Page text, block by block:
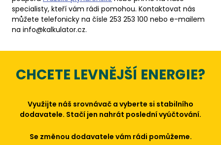
specialisty, kteří vám rádi pomohou. Kontaktovat nás
můžete telefonicky na čísle 253 253 100 nebo e-mailem
na info@kalkulator.cz.
CHCETE LEVNĚJŠÍ ENERGIE?
Využijte náš srovnávač a vyberte si stabilního
dodavatele. Stačí jen nahrát poslední vyúčtování.
Se změnou dodavatele vám rádi pomůžeme.